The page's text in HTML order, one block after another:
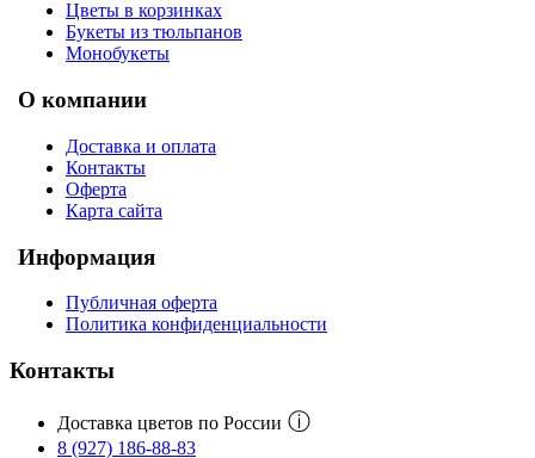
Цветы в корзинках
Букеты из тюльпанов
Монобукеты
О компании
Доставка и оплата
Контакты
Оферта
Карта сайта
Информация
Публичная оферта
Политика конфиденциальности
Контакты
Доставка цветов по России ⓘ
8 (927) 186-88-83